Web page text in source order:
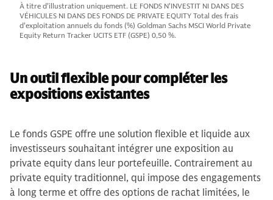
À titre d’illustration uniquement. LE FONDS N'INVESTIT NI DANS DES
VÉHICULES NI DANS DES FONDS DE PRIVATE EQUITY Total des frais
d'exploitation annuels du fonds (%) Goldman Sachs MSCI World Private
Equity Return Tracker UCITS ETF (GSPE) 0,50 %.
Un outil flexible pour compléter les
expositions existantes
Le fonds GSPE offre une solution flexible et liquide aux
investisseurs souhaitant intégrer une exposition au
private equity dans leur portefeuille. Contrairement au
private equity traditionnel, qui impose des engagements
à long terme et offre des options de rachat limitées, le